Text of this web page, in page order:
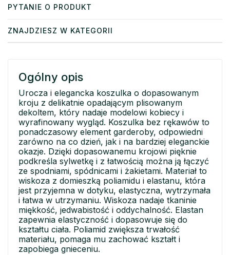
PYTANIE O PRODUKT
ZNAJDZIESZ W KATEGORII
Ogólny opis
Urocza i elegancka koszulka o dopasowanym
kroju z delikatnie opadającym plisowanym
dekoltem, który nadaje modelowi kobiecy i
wyrafinowany wygląd. Koszulka bez rękawów to
ponadczasowy element garderoby, odpowiedni
zarówno na co dzień, jak i na bardziej eleganckie
okazje. Dzięki dopasowanemu krojowi pięknie
podkreśla sylwetkę i z łatwością można ją łączyć
ze spodniami, spódnicami i żakietami. Materiał to
wiskoza z domieszką poliamidu i elastanu, która
jest przyjemna w dotyku, elastyczna, wytrzymała
i łatwa w utrzymaniu. Wiskoza nadaje tkaninie
miękkość, jedwabistość i oddychalność. Elastan
zapewnia elastyczność i dopasowuje się do
kształtu ciała. Poliamid zwiększa trwałość
materiału, pomaga mu zachować kształt i
zapobiega gnieceniu.